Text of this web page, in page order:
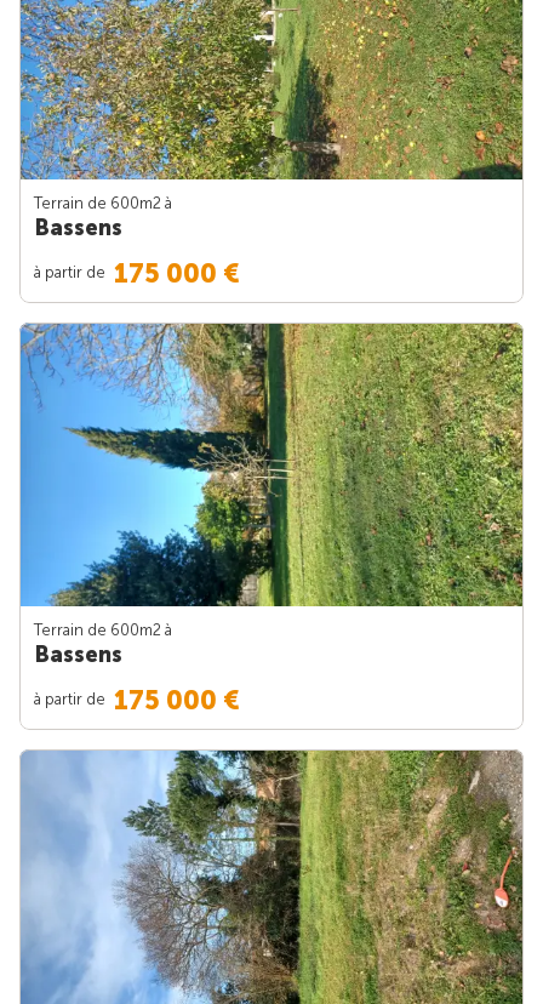
Terrain de 600m2 à
Bassens
à partir de 175 000 €
Terrain de 600m2 à
Bassens
à partir de 175 000 €